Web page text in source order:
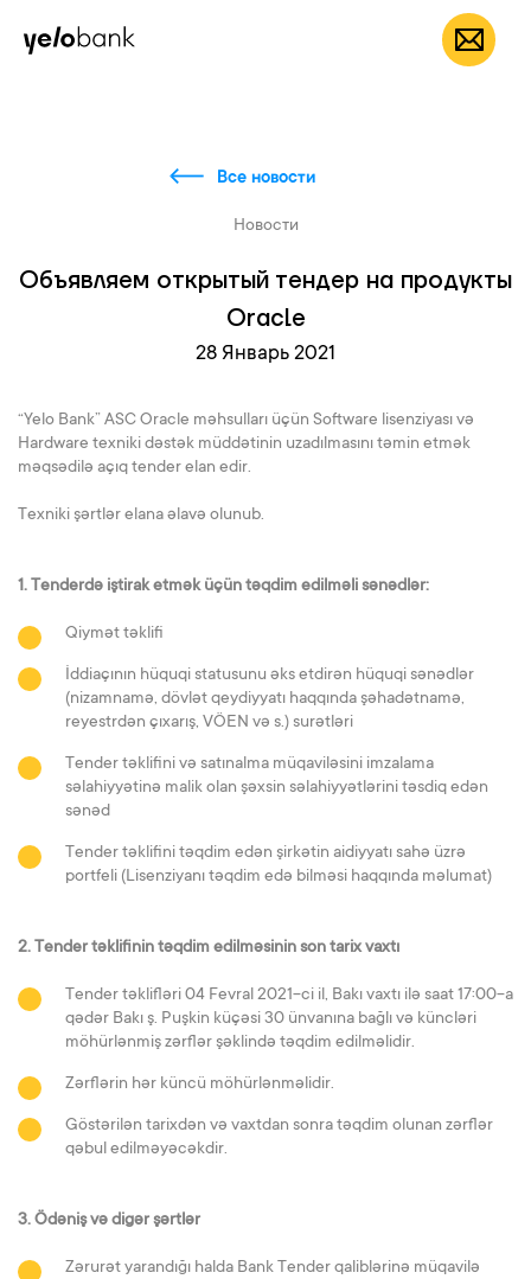
Частным лицам RU
Все новости
Новости
Объявляем открытый тендер на продукты
Oracle
28 Январь 2021
“Yelo Bank” ASC Oracle məhsulları üçün Software lisenziyası və
Hardware texniki dəstək müddətinin uzadılmasını təmin etmək
məqsədilə açıq tender elan edir.
Texniki şərtlər elana əlavə olunub.
1. Tenderdə iştirak etmək üçün təqdim edilməli sənədlər:
Qiymət təklifi
İddiaçının hüquqi statusunu əks etdirən hüquqi sənədlər
(nizamnamə, dövlət qeydiyyatı haqqında şəhadətnamə,
reyestrdən çıxarış, VÖEN və s.) surətləri
Tender təklifini və satınalma müqaviləsini imzalama
səlahiyyətinə malik olan şəxsin səlahiyyətlərini təsdiq edən
sənəd
Tender təklifini təqdim edən şirkətin aidiyyatı sahə üzrə
portfeli (Lisenziyanı təqdim edə bilməsi haqqında məlumat)
2. Tender təklifinin təqdim edilməsinin son tarix vaxtı
Tender təklifləri 04 Fevral 2021-ci il, Bakı vaxtı ilə saat 17:00-a
qədər Bakı ş. Puşkin küçəsi 30 ünvanına bağlı və küncləri
möhürlənmiş zərflər şəklində təqdim edilməlidir.
Zərflərin hər küncü möhürlənməlidir.
Göstərilən tarixdən və vaxtdan sonra təqdim olunan zərflər
qəbul edilməyəcəkdir.
3. Ödəniş və digər şərtlər
Zərurət yarandığı halda Bank Tender qaliblərinə müqavilə